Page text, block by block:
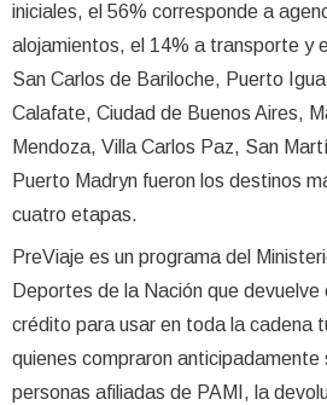
iniciales, el 56% corresponde a
alojamientos, el 14% a transporte y
San Carlos de Bariloche, Puerto
Calafate, Ciudad de Buenos Aires,
Mendoza, Villa Carlos Paz, San
Puerto Madryn fueron los destinos
cuatro etapas.
PreViaje es un programa del
Deportes de la Nación que
crédito para usar en toda la cadena
quienes compraron
personas afiliadas de PAMI, la